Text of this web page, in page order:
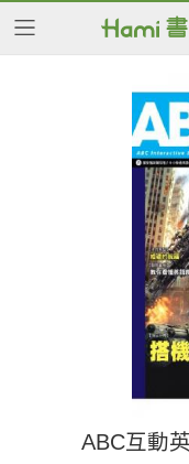
ABC互動